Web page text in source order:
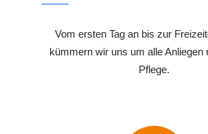
Vom ersten Tag an bis zur
kümmern wir uns um alle Anliegen
Pflege.